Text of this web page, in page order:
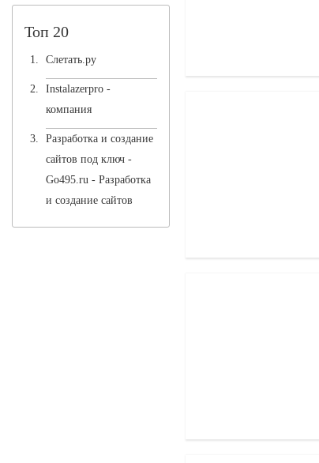
Топ 20
Слетать.ру
Instalazerpro -
компания
Разработка и создание
сайтов под ключ -
Go495.ru - Разработка
и создание сайтов